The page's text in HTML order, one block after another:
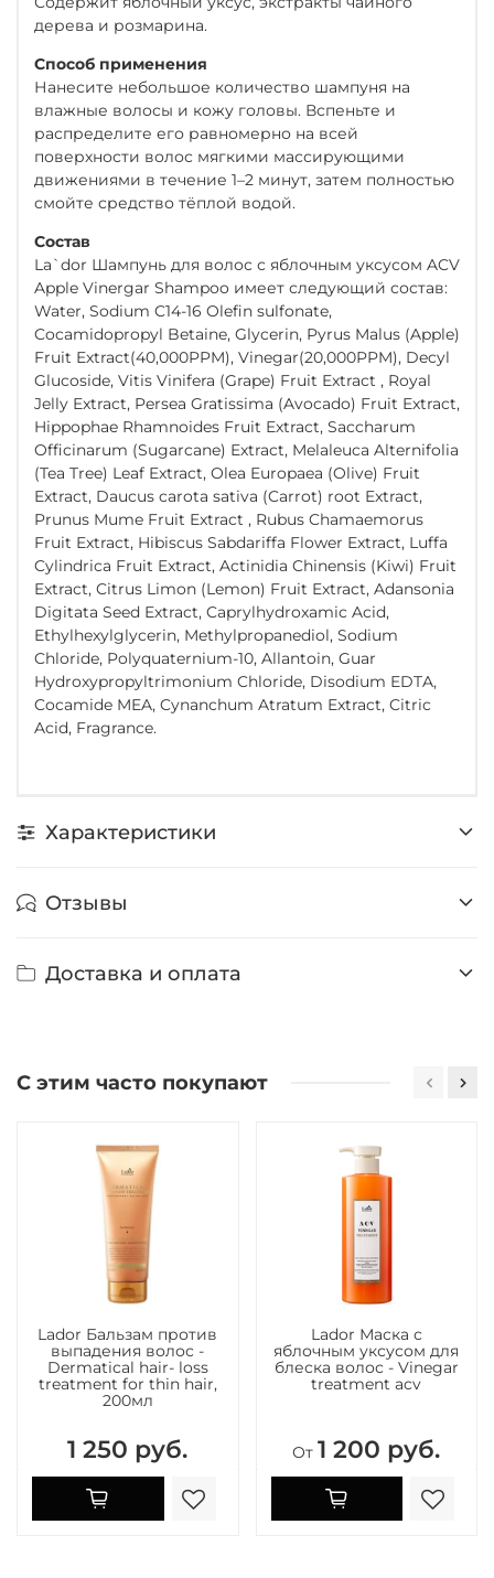
дерева и розмарина.
Способ применения
Нанесите небольшое количество шампуня на
влажные волосы и кожу головы. Вспеньте и
распределите его равномерно на всей
поверхности волос мягкими массирующими
движениями в течение 1–2 минут, затем полностью
смойте средство тёплой водой.
Состав
La`dor Шампунь для волос с яблочным уксусом ACV
Apple Vinergar Shampoo имеет следующий состав:
Water, Sodium C14-16 Olefin sulfonate,
Cocamidopropyl Betaine, Glycerin, Pyrus Malus (Apple)
Fruit Extract(40,000PPM), Vinegar(20,000PPM), Decyl
Glucoside, Vitis Vinifera (Grape) Fruit Extract , Royal
Jelly Extract, Persea Gratissima (Avocado) Fruit Extract,
Hippophae Rhamnoides Fruit Extract, Saccharum
Officinarum (Sugarcane) Extract, Melaleuca Alternifolia
(Tea Tree) Leaf Extract, Olea Europaea (Olive) Fruit
Extract, Daucus carota sativa (Carrot) root Extract,
Prunus Mume Fruit Extract , Rubus Chamaemorus
Fruit Extract, Hibiscus Sabdariffa Flower Extract, Luffa
Cylindrica Fruit Extract, Actinidia Chinensis (Kiwi) Fruit
Extract, Citrus Limon (Lemon) Fruit Extract, Adansonia
Digitata Seed Extract, Caprylhydroxamic Acid,
Ethylhexylglycerin, Methylpropanediol, Sodium
Chloride, Polyquaternium-10, Allantoin, Guar
Hydroxypropyltrimonium Chloride, Disodium EDTA,
Cocamide MEA, Cynanchum Atratum Extract, Citric
Acid, Fragrance.
Характеристики
Отзывы
Доставка и оплата
С этим часто покупают
Lador Бальзам против
выпадения волос -
Dermatical hair- loss
treatment for thin hair,
200мл
1 250 руб.
Lador Маска с
яблочным уксусом для
блеска волос - Vinegar
treatment acv
От 1 200 руб.